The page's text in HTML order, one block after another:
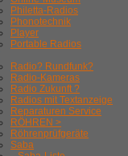
Philetta-Radios
Phonotechnik
Player
Portable Radios
Radio? Rundfunk?
Radio-Kameras
Radio Zukunft ?
Radios mit Textanzeige
Reparaturen Service
RÖHREN >
Röhrenprüfgeräte
Saba